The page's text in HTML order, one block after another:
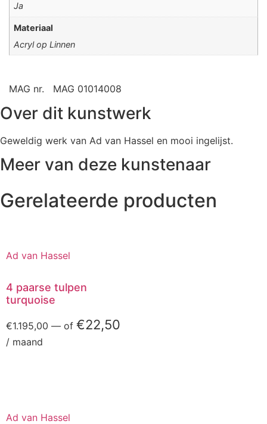
Ja
Materiaal
Acryl op Linnen
MAG nr. MAG 01014008
Over dit kunstwerk
Geweldig werk van Ad van Hassel en mooi ingelijst.
Meer van deze kunstenaar
Gerelateerde producten
Ad van Hassel
4 paarse tulpen
turquoise
€1.195,00 — of €22,50
/ maand
Ad van Hassel